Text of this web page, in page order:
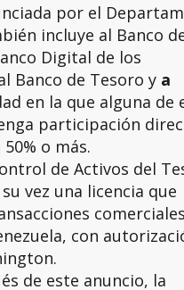
por el
incluye al Banco
Digital de los
Banco de Tesoro y a
en la que alguna de
participación
o más.
de Activos del
vez una licencia que
con
de este anuncio, la